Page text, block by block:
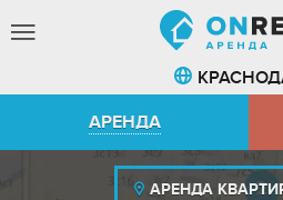
АРЕНДА
АРЕНДА